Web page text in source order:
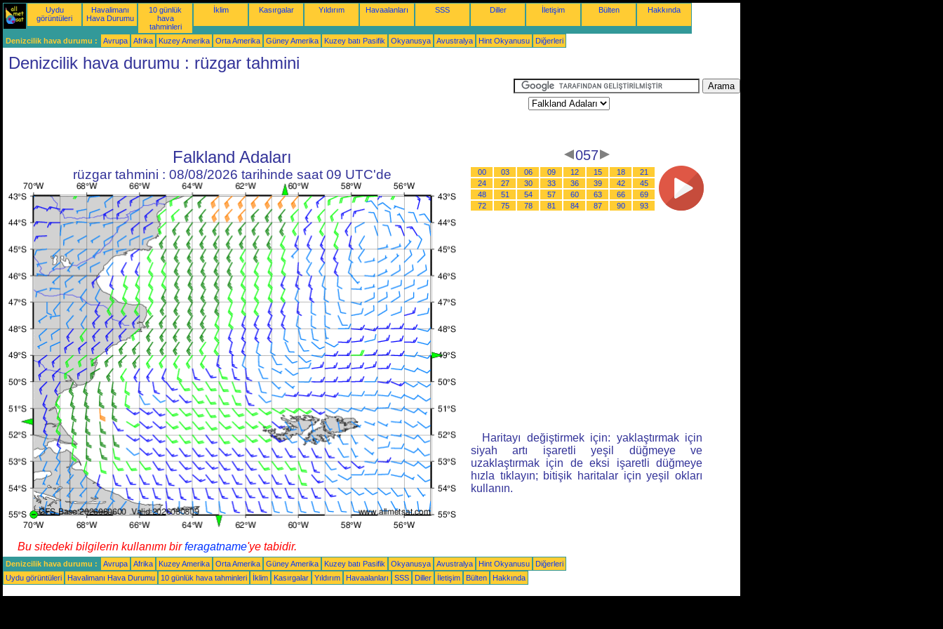
Uydu
görüntüleri
Havalimanı
Hava Durumu
10 günlük
hava
tahminleri
İklim Kasırgalar Yıldırım Havaalanları SSS Diller İletişim Bülten Hakkında
Denizcilik hava durumu : Avrupa Afrika Kuzey Amerika Orta Amerika Güney Amerika Kuzey batı Pasifik Okyanusya Avustralya Hint Okyanusu Diğerleri
Denizcilik hava durumu : rüzgar tahmini
Falkland Adaları
rüzgar tahmini : 08/08/2026 tarihinde saat 09 UTC'de
057
00 03 06 09 12 15 18
21
24
27 30 33 36 39 42
45
48
51 54 57 60 63 66
69
72
75 78 81 84 87 90 93
Haritayı değiştirmek için: yaklaştırmak için
siyah artı işaretli yeşil düğmeye ve
uzaklaştırmak için de eksi işaretli düğmeye
hızla tıklayın; bitişik haritalar için yeşil okları
kullanın.
Bu sitedeki bilgilerin kullanımı birferagatname'ye tabidir.
Denizcilik hava durumu : Avrupa Afrika Kuzey Amerika Orta Amerika Güney Amerika Kuzey batı Pasifik Okyanusya Avustralya Hint Okyanusu
Diğerleri
Uydu görüntüleri
Havalimanı Hava Durumu 10 günlük hava tahminleri İklim Kasırgalar Yıldırım Havaalanları SSS Diller İletişim Bülten Hakkında